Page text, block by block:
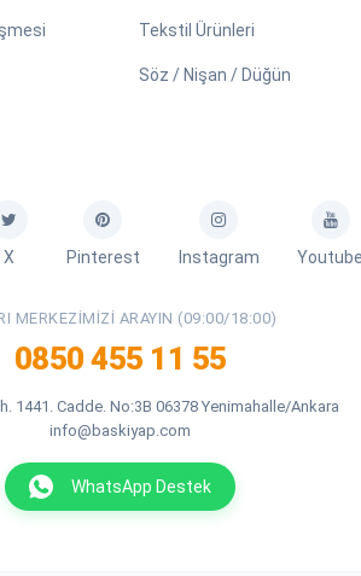
Tekstil Ürünleri
Söz / Nişan / Düğün
X Pinterest Instagram
MERKEZIMIZI ARAYIN (09:00/18:00)
0850 455 11 55
1441. Cadde. No:3B 06378 Yenimahalle/Ankara
info@baskiyap.com
WhatsApp Destek